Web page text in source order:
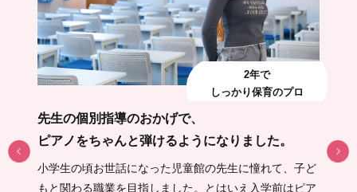
2年で
しっかり保育のプロ
先生の個別指導のおかげで、
ピアノをちゃんと弾けるようになりました。
小学生の頃お世話になった児童館の先生に憧れて、子ど
もと関わる職業を目指しました。とはいえ入学前はピア